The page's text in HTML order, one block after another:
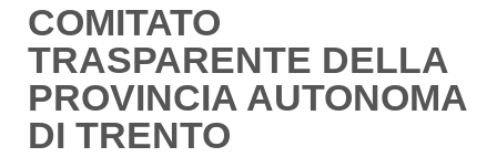
COMITATO
TRASPARENTE DELLA
PROVINCIA AUTONOMA
DI TRENTO